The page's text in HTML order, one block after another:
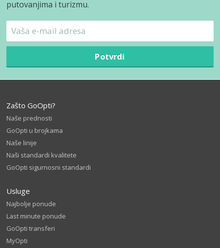
putovanjima i turizmu.
Potvrdi
Zašto GoOpti?
Naše prednosti
GoOpti u brojkama
Naše linije
Naši standardi kvalitete
GoOpti sigurnosni standardi
Usluge
Najbolje ponude
Last minute ponude
GoOpti transferi
MyOpti